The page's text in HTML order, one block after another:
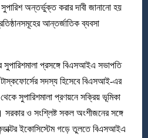
অন্তর্ভুক্ত করার দাবী জানানো হয়
আন্তর্জাতিক ব্যবসা
সুপারিশমালা প্রসঙ্গে বিএসআইএ সভাপতি
সদস্য হিসেবে বিএসআই-এর
সুপারিশমালা প্রণয়নে সক্রিয় ভূমিকা
ও সংশ্লিষ্ট সকল অংশীজনের সঙ্গে
ইকোসিস্টেম গড়ে তুলতে বিএসআইএ